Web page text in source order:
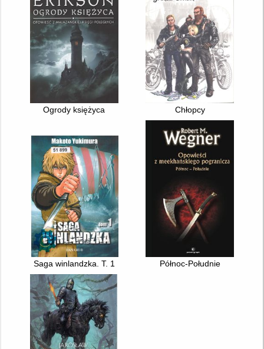
Ogrody księżyca Chłopcy
Saga winlandzka. T. 1 Północ-Południe